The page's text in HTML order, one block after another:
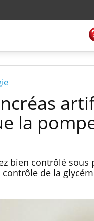
la
bien contrôlé
de la